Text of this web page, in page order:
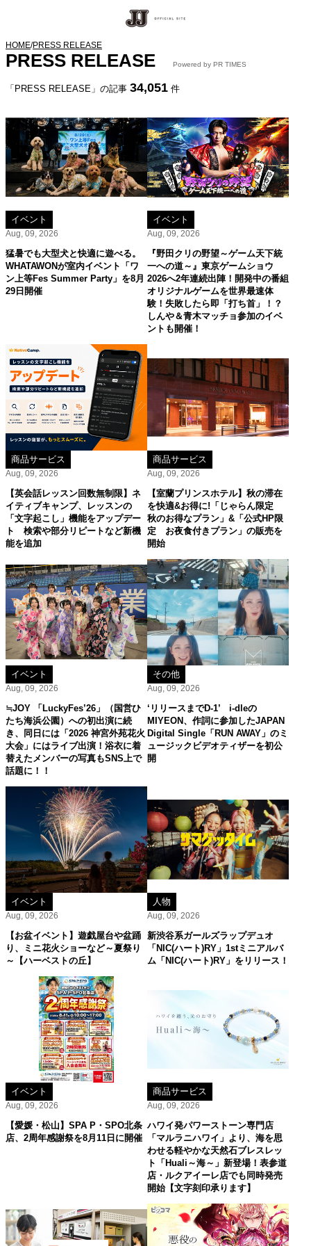
HOME/PRESS RELEASE
PRESS RELEASE Powered by PR TIMES
「PRESS RELEASE」の記事 34,051 件
イベント
Aug, 09, 2026
猛暑でも大型犬と快適に遊べる。
WHATAWONが室内イベント「ワ
ン上等Fes Summer Party」を8月
29日開催
イベント
Aug, 09, 2026
『野田クリの野望～ゲーム天下統
一への道～』東京ゲームショウ
2026へ2年連続出陣！開発中の番組
オリジナルゲームを世界最速体
験！失敗したら即「打ち首」！？
しんや＆青木マッチョ参加のイベ
ントも開催！
商品サービス
Aug, 09, 2026
【英会話レッスン回数無制限】ネ
イティブキャンプ、レッスンの
「文字起こし」機能をアップデー
ト 検索や部分リピートなど新機
能を追加
商品サービス
Aug, 09, 2026
【室蘭プリンスホテル】秋の滞在
を快適&お得に!「じゃらん限定
秋のお得なプラン」&「公式HP限
定 お夜食付きプラン」の販売を
開始
イベント
Aug, 09, 2026
≒JOY 「LuckyFes’26」（国営ひ
たち海浜公園）への初出演に続
き、同日には「2026 神宮外苑花火
大会」にはライブ出演！浴衣に着
替えたメンバーの写真もSNS上で
話題に！！
その他
Aug, 09, 2026
‘リリースまでD-1’ i-dleの
MIYEON、作詞に参加したJAPAN
Digital Single「RUN AWAY」のミ
ュージックビデオティザーを初公
開
イベント
Aug, 09, 2026
【お盆イベント】遊戯屋台や盆踊
り、ミニ花火ショーなど～夏祭り
～【ハーベストの丘】
人物
Aug, 09, 2026
新渋谷系ガールズラップデュオ
「NIC(ハート)RY」1stミニアルバ
ム「NIC(ハート)RY」をリリース！
イベント
Aug, 09, 2026
【愛媛・松山】SPA P・SPO北条
店、2周年感謝祭を8月11日に開催
商品サービス
Aug, 09, 2026
ハワイ発パワーストーン専門店
「マルラニハワイ」より、海を思
わせる軽やかな天然石ブレスレッ
ト「Huali～海～」新登場！表参道
店・ルクアイーレ店でも同時発売
開始【文字刻印承ります】